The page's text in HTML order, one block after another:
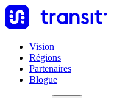
Vision
Régions
Partenaires
Blogue